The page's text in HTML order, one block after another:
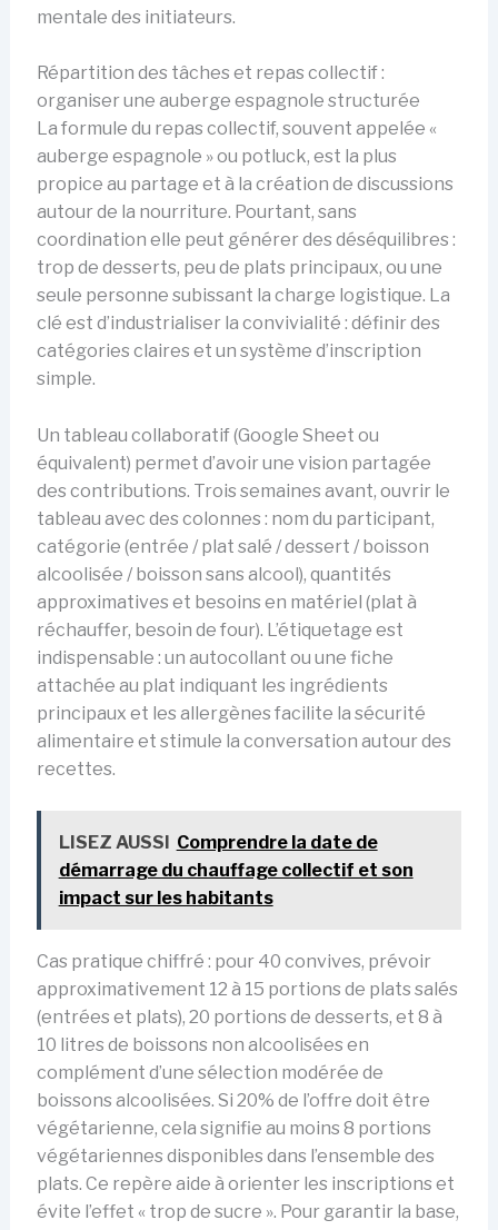
mentale des initiateurs.
Répartition des tâches et repas collectif :
organiser une auberge espagnole structurée
La formule du repas collectif, souvent appelée «
auberge espagnole » ou potluck, est la plus
propice au partage et à la création de discussions
autour de la nourriture. Pourtant, sans
coordination elle peut générer des déséquilibres :
trop de desserts, peu de plats principaux, ou une
seule personne subissant la charge logistique. La
clé est d’industrialiser la convivialité : définir des
catégories claires et un système d’inscription
simple.
Un tableau collaboratif (Google Sheet ou
équivalent) permet d’avoir une vision partagée
des contributions. Trois semaines avant, ouvrir le
tableau avec des colonnes : nom du participant,
catégorie (entrée / plat salé / dessert / boisson
alcoolisée / boisson sans alcool), quantités
approximatives et besoins en matériel (plat à
réchauffer, besoin de four). L’étiquetage est
indispensable : un autocollant ou une fiche
attachée au plat indiquant les ingrédients
principaux et les allergènes facilite la sécurité
alimentaire et stimule la conversation autour des
recettes.
LISEZ AUSSI
Comprendre la date de
démarrage du chauffage collectif et son
impact sur les habitants
Cas pratique chiffré : pour 40 convives, prévoir
approximativement 12 à 15 portions de plats salés
(entrées et plats), 20 portions de desserts, et 8 à
10 litres de boissons non alcoolisées en
complément d’une sélection modérée de
boissons alcoolisées. Si 20% de l’offre doit être
végétarienne, cela signifie au moins 8 portions
végétariennes disponibles dans l’ensemble des
plats. Ce repère aide à orienter les inscriptions et
évite l’effet « trop de sucre ». Pour garantir la base,